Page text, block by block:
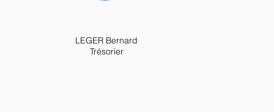
LEGER Bernard
Trésorier